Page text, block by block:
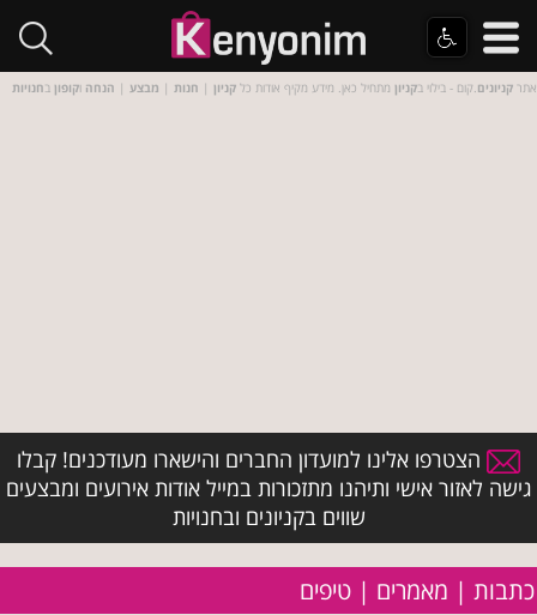
אתר קניונים.קום - בילוי בקניון מתחיל כאן. מידע מקיף אודות כל קניון | חנות | מבצע | הנחה וקופון בחנויות
הצטרפו אלינו למועדון החברים והישארו מעודכנים! קבלו
גישה לאזור אישי ותיהנו מתזכורות במייל אודות אירועים ומבצעים
שווים בקניונים ובחנויות
כתבות | מאמרים | טיפים